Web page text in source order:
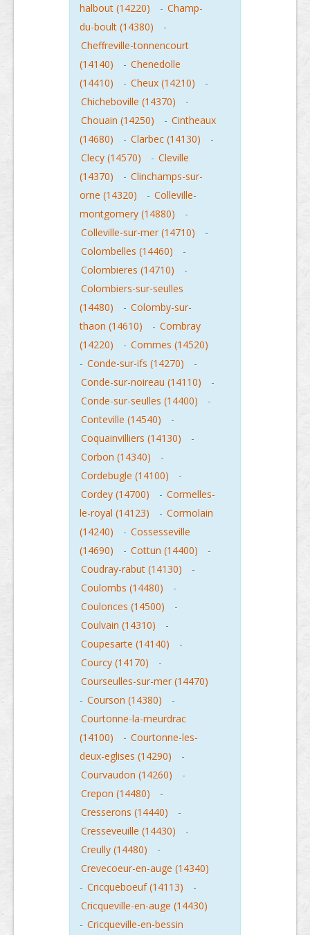
halbout (14220)
- Champ-
du-boult (14380)
-
Cheffreville-tonnencourt
(14140)
- Chenedolle
(14410)
- Cheux (14210)
-
Chicheboville (14370)
-
Chouain (14250)
- Cintheaux
(14680)
- Clarbec (14130)
-
Clecy (14570)
- Cleville
(14370)
- Clinchamps-sur-
orne (14320)
- Colleville-
montgomery (14880)
-
Colleville-sur-mer (14710)
-
Colombelles (14460)
-
Colombieres (14710)
-
Colombiers-sur-seulles
(14480)
- Colomby-sur-
thaon (14610)
- Combray
(14220)
- Commes (14520)
- Conde-sur-ifs (14270)
-
Conde-sur-noireau (14110)
-
Conde-sur-seulles (14400)
-
Conteville (14540)
-
Coquainvilliers (14130)
-
Corbon (14340)
-
Cordebugle (14100)
-
Cordey (14700)
- Cormelles-
le-royal (14123)
- Cormolain
(14240)
- Cossesseville
(14690)
- Cottun (14400)
-
Coudray-rabut (14130)
-
Coulombs (14480)
-
Coulonces (14500)
-
Coulvain (14310)
-
Coupesarte (14140)
-
Courcy (14170)
-
Courseulles-sur-mer (14470)
- Courson (14380)
-
Courtonne-la-meurdrac
(14100)
- Courtonne-les-
deux-eglises (14290)
-
Courvaudon (14260)
-
Crepon (14480)
-
Cresserons (14440)
-
Cresseveuille (14430)
-
Creully (14480)
-
Crevecoeur-en-auge (14340)
- Cricqueboeuf (14113)
-
Cricqueville-en-auge (14430)
- Cricqueville-en-bessin